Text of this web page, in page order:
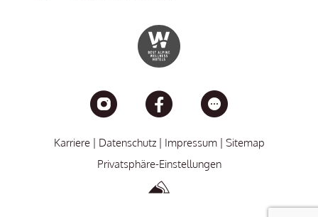
Karriere Datenschutz Impressum
Sitemap
Privatsphäre-Einstellungen